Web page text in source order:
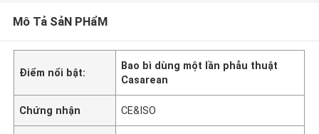
Mô Tả SảN PHẩM
Điểm nổi bật:
Bao bì dùng một lần phẫu thuật
Casarean
Chứng nhận CE&ISO